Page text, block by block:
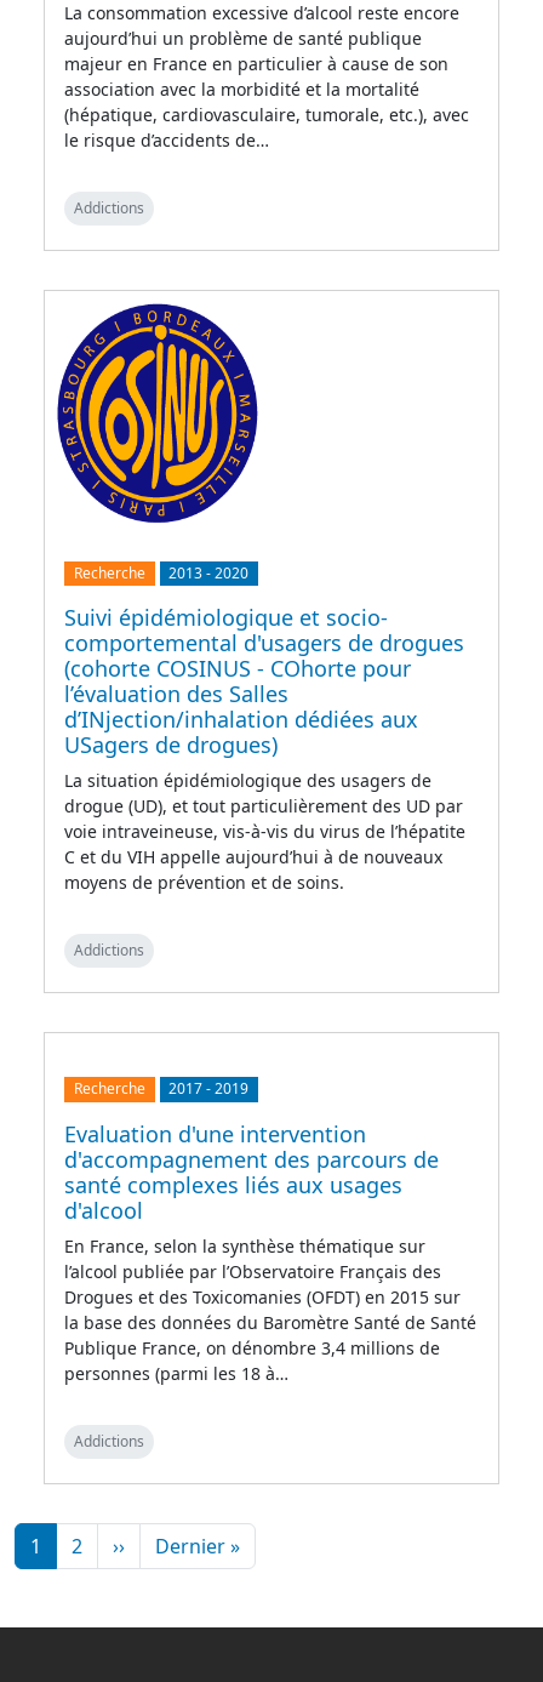
La consommation excessive d’alcool reste encore
aujourd’hui un problème de santé publique
majeur en France en particulier à cause de son
association avec la morbidité et la mortalité
(hépatique, cardiovasculaire, tumorale, etc.), avec
le risque d’accidents de…
Addictions
Recherche 2013-2020
Suivi épidémiologique et socio-
comportemental d'usagers de drogues
(cohorte COSINUS - COhorte pour
l’évaluation des Salles
d’INjection/inhalation dédiées aux
USagers de drogues)
La situation épidémiologique des usagers de
drogue (UD), et tout particulièrement des UD par
voie intraveineuse, vis-à-vis du virus de l’hépatite
C et du VIH appelle aujourd’hui à de nouveaux
moyens de prévention et de soins.
Addictions
Recherche 2017-2019
Evaluation d'une intervention
d'accompagnement des parcours de
santé complexes liés aux usages
d'alcool
En France, selon la synthèse thématique sur
l’alcool publiée par l’Observatoire Français des
Drogues et des Toxicomanies (OFDT) en 2015 sur
la base des données du Baromètre Santé de Santé
Publique France, on dénombre 3,4 millions de
personnes (parmi les 18 à…
Addictions
Pagination
1 2 ››Page suivante
Dernier »Dernière page